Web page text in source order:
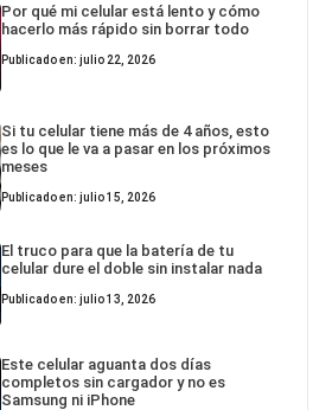
Por qué mi celular está lento y cómo
hacerlo más rápido sin borrar todo
Publicado en: julio 22, 2026
Si tu celular tiene más de 4 años, esto
es lo que le va a pasar en los próximos
meses
Publicado en: julio 15, 2026
El truco para que la batería de tu
celular dure el doble sin instalar nada
Publicado en: julio 13, 2026
Este celular aguanta dos días
completos sin cargador y no es
Samsung ni iPhone